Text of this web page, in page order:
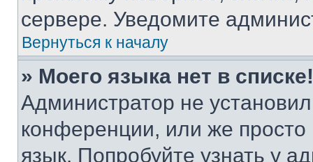
сервере. Уведомите
Вернуться к началу
» Моего языка нет в списке!
Администратор не
конференции, или же
язык. Попробуйте узнать у